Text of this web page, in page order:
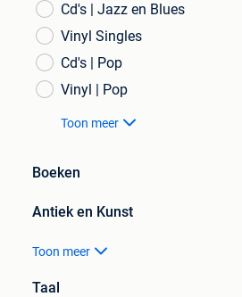
Cd's | Jazz en Blues
Vinyl Singles
Cd's | Pop
Vinyl | Pop
Toon meer
Boeken
Antiek en Kunst
Toon meer
Taal